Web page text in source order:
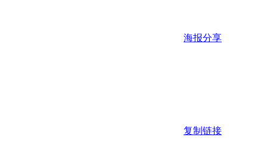
海报分享
复制链接